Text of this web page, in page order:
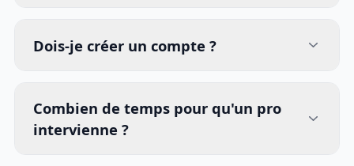
Dois-je créer un compte ?
Combien de temps pour qu'un pro
intervienne ?